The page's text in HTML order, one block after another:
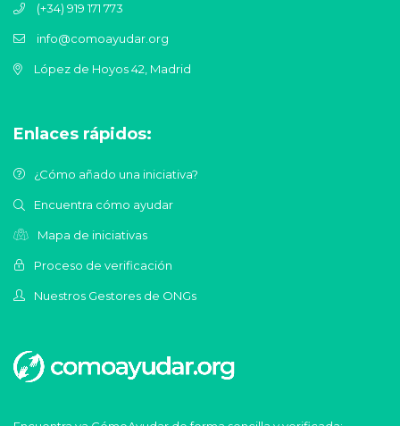
(+34) 919 171 773
info@comoayudar.org
López de Hoyos 42, Madrid
Enlaces rápidos:
¿Cómo añado una iniciativa?
Encuentra cómo ayudar
Mapa de iniciativas
Proceso de verificación
Nuestros Gestores de ONGs